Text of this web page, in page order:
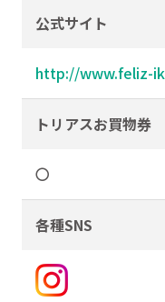
公式サイト
http://www.feliz-
トリアスお買物券
〇
各種SNS